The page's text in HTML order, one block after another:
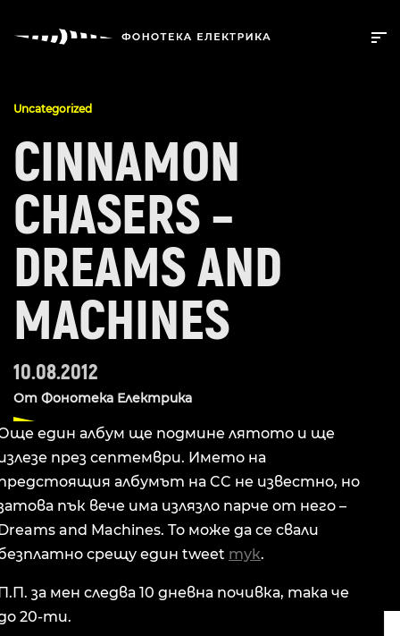
Uncategorized
CINNAMON
CHASERS –
DREAMS AND
MACHINES
10.08.2012
От Фонотека Електрика
един албум ще подмине лятото и ще
през септември. Името на
албумът на CC не известно, но
пък вече има излязло парче от него –
and Machines. То може да се свали
срещу един tweet тук.
за мен следва 10 дневна почивка, така че
20-ти.